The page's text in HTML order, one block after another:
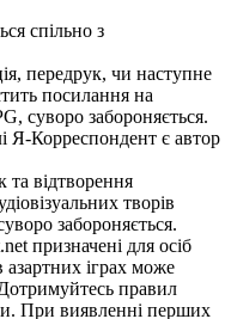
спільно з
передрук, чи наступне
посилання на
суворо забороняється.
Я-Корреспондент є автор
та відтворення
творів
забороняється.
призначені для осіб
іграх може
правил
При виявленні перших